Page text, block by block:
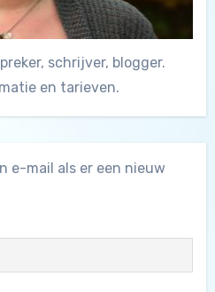
schrijver, blogger.
en tarieven.
e-mail als er een nieuw